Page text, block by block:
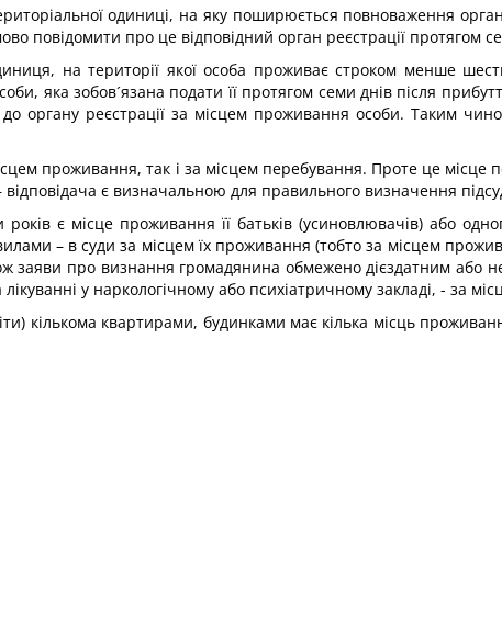
одиниці, на яку поширюється повноваження
повідомити про це відповідний орган реєстрації протягом
на території якої особа проживає строком менше
яка зобов´язана подати її протягом семи днів після
органу реєстрації за місцем проживання особи. Таким
проживання, так і за місцем перебування. Проте це місце
є визначальною для правильного визначення
є місце проживання її батьків (усиновлювачів) або
– в суди за місцем їх проживання (тобто за місцем
заяви про визнання громадянина обмежено дієздатним або
у наркологічному або психіатричному закладі, - за
кількома квартирами, будинками має кілька місць